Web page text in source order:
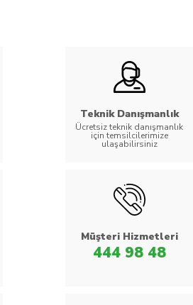
Teknik Danışmanlık
Ücretsiz teknik danışmanlık
için temsilcilerimize
ulaşabilirsiniz
Müşteri Hizmetleri
444 98 48